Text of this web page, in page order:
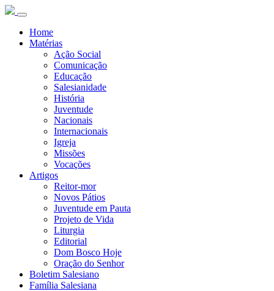
Home
Matérias
Ação Social
Comunicação
Educação
Salesianidade
História
Juventude
Nacionais
Internacionais
Igreja
Missões
Vocações
Artigos
Reitor-mor
Novos Pátios
Juventude em Pauta
Projeto de Vida
Liturgia
Editorial
Dom Bosco Hoje
Oração do Senhor
Boletim Salesiano
Família Salesiana